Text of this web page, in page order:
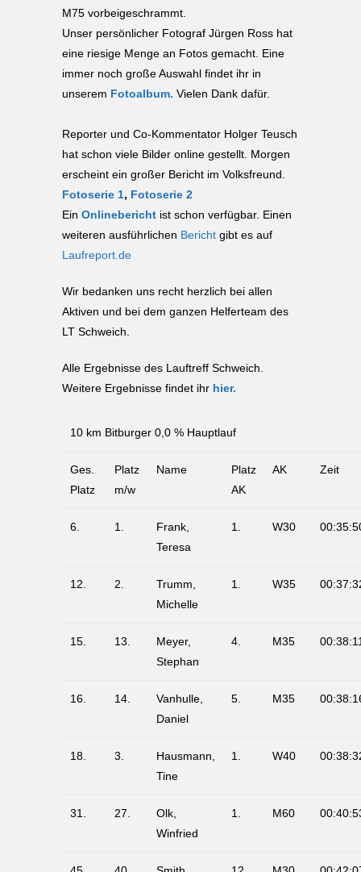
M75 vorbeigeschrammt.
Unser persönlicher Fotograf Jürgen Ross hat
eine riesige Menge an Fotos gemacht. Eine
immer noch große Auswahl findet ihr in
unserem Fotoalbum.Vielen Dank dafür.
Reporter und Co-Kommentator Holger Teusch
hat schon viele Bilder online gestellt. Morgen
erscheint ein großer Bericht im Volksfreund.
Fotoserie 1, Fotoserie 2
EinOnlinebericht ist schon verfügbar. Einen
weiteren ausführlichen Bericht gibt es auf
Laufreport.de
Wir bedanken uns recht herzlich bei allen
Aktiven und bei dem ganzen Helferteam des
LT Schweich.
Alle Ergebnisse des Lauftreff Schweich.
Weitere Ergebnisse findet ihr hier.
10 km Bitburger 0,0 % Hauptlauf
Ges.
Platz
Platz
m/w
Name
Platz
AK
AK Zeit
6. 1.
Frank,
Teresa
1. W30
12. 2.
Trumm,
Michelle
1. W35
15. 13.
Meyer,
Stephan
4. M35
16. 14.
Vanhulle,
Daniel
5. M35
18. 3.
Hausmann,
Tine
1. W40
31. 27.
Olk,
Winfried
1. M60